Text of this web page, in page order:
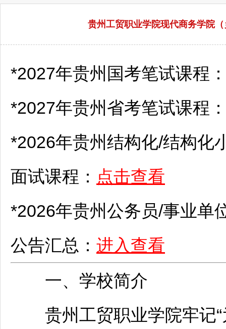
贵州工贸职业学院现代商务学院
*2027年贵州国考笔试课程
*2027年贵州省考笔试课程
*2026年贵州结构化/结构化
面试课程： 点击查看
*2026年贵州公务员/事业单
公告汇总： 进入查看
一、学校简介
贵州工贸职业学院牢记“